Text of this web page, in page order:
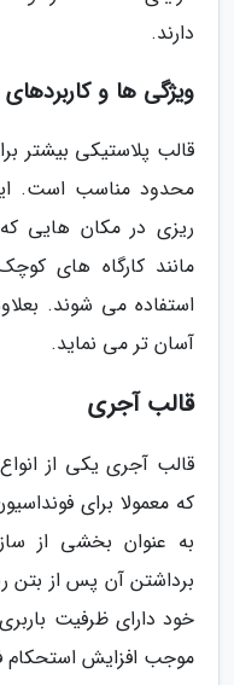
دارند.
ویژگی ها و
قالب پلاستیکی بیشتر
محدود مناسب است.
ریزی در مکان هایی
مانند کارگاه های
استفاده می شوند.
آسان تر می نماید.
قالب آجری
قالب آجری یکی از
که معمولا برای
به عنوان بخشی از
برداشتن آن پس از بتن
خود دارای ظرفیت
موجب افزایش استحکام